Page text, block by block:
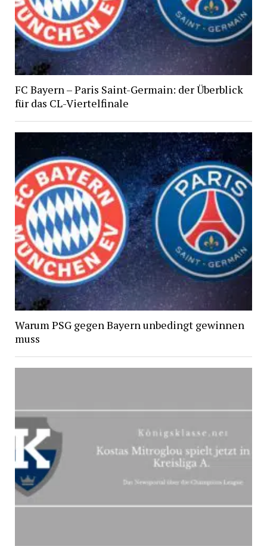
FC Bayern – Paris Saint-Germain: der Überblick
für das CL-Viertelfinale
Warum PSG gegen Bayern unbedingt gewinnen
muss